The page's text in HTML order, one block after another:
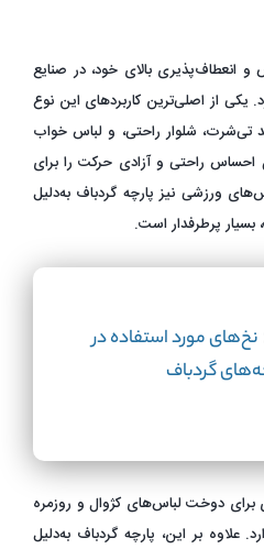
و انعطاف‌پذیری بالای خود، در صنایع
یکی از اصلی‌ترین کاربردهای این نوع
تی‌شرت، شلوار راحتی، و لباس خواب
راحتی و آزادی حرکت را برای
ورزشی نیز پارچه گردباف به‌دلیل
پرطرفدار است.
نخ‌های مورد استفاده در
گردباف
برای دوخت لباس‌های کژوال و روزمره
علاوه بر این، پارچه گردباف به‌دلیل